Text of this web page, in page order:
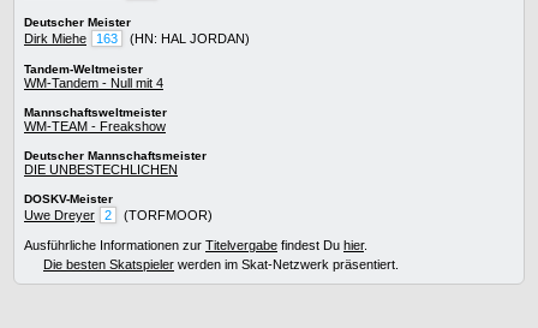
Deutscher Meister
Dirk Miehe 163 (HN: HAL JORDAN)
Tandem-Weltmeister
WM-Tandem - Null mit 4
Mannschaftsweltmeister
WM-TEAM - Freakshow
Deutscher Mannschaftsmeister
DIE UNBESTECHLICHEN
DOSKV-Meister
Uwe Dreyer 2 (TORFMOOR)
Ausführliche Informationen zur Titelvergabe findest Du hier.
Die besten Skatspieler werden im Skat-Netzwerk präsentiert.